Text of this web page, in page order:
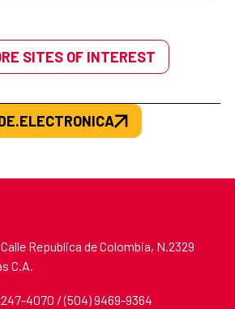
SITES OF INTEREST
Republica de Colombia, N.2329
C.A.
4070 / (504) 9469-9364